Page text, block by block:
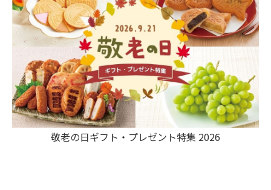
敬老の日ギフト・プレゼント特集 2026